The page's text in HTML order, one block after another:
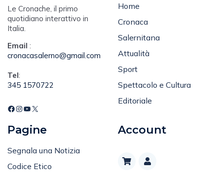
Le Cronache, il primo
quotidiano interattivo in
Italia.
Email :
cronacasalerno@gmail.com
Tel:
345 1570722
Home
Cronaca
Salernitana
Attualità
Sport
Spettacolo e Cultura
Editoriale
Pagine
Segnala una Notizia
Codice Etico
Account